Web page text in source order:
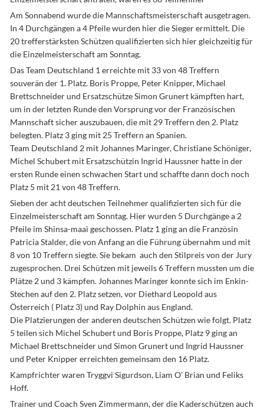
Am Sonnabend wurde die Mannschaftsmeisterschaft ausgetragen.
In 4 Durchgängen a 4 Pfeile wurden hier die Sieger ermittelt. Die
20 trefferstärksten Schützen qualifizierten sich hier gleichzeitig für
die Einzelmeisterschaft am Sonntag.
Das Team Deutschland 1 erreichte mit 33 von 48 Treffern
souverän der 1. Platz. Boris Proppe, Peter Knipper, Michael
Brettschneider und Ersatzschütze Simon Grunert kämpften hart,
um in der letzten Runde den Vorsprung vor der Französischen
Mannschaft sicher auszubauen, die mit 29 Treffern den 2. Platz
belegten. Platz 3 ging mit 25 Treffern an Spanien.
Team Deutschland 2 mit Johannes Maringer, Christiane Schöniger,
Michel Schubert mit Ersatzschützin Ingrid Haussner hatte in der
ersten Runde einen schwachen Start und schaffte dann doch noch
Platz 5 mit 21 von 48 Treffern.
Sieben der acht deutschen Teilnehmer qualifizierten sich für die
Einzelmeisterschaft am Sonntag. Hier wurden 5 Durchgänge a 2
Pfeile im Shinsa-maai geschossen. Platz 1 ging an die Französin
Patricia Stalder, die von Anfang an die Führung übernahm und mit
8 von 10 Treffern siegte. Sie bekam auch den Stilpreis von der Jury
zugesprochen. Drei Schützen mit jeweils 6 Treffern mussten um die
Plätze 2 und 3 kämpfen. Johannes Maringer konnte sich im Enkin-
Stechen auf den 2. Platz setzen, vor Diethard Leopold aus
Österreich ( Platz 3) und Ray Dolphin aus England.
Die Platzierungen der anderen deutschen Schützen wie folgt. Platz
5 teilen sich Michel Schubert und Boris Proppe, Platz 9 ging an
Michael Brettschneider und Simon Grunert und Ingrid Haussner
und Peter Knipper erreichten gemeinsam den 16 Platz.
Kampfrichter waren Tryggvi Sigurdson, Liam O’ Brian und Feliks
Hoff.
Trainer und Coach Sven Zimmermann, der die Kaderschützen auch